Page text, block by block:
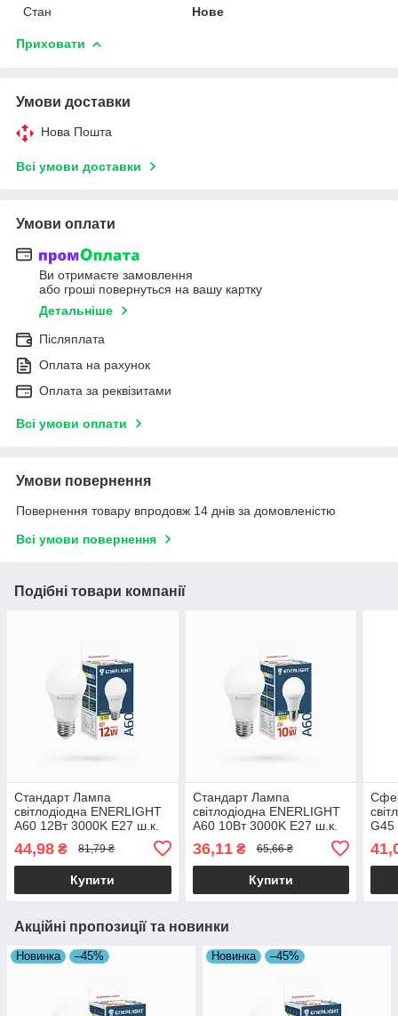
Стан Нове
Приховати
Умови доставки
Нова Пошта
Всі умови доставки
Умови оплати
Ви отримаєте замовлення
або гроші повернуться на вашу картку
Детальніше
Післяплата
Оплата на рахунок
Оплата за реквізитами
Всі умови оплати
Умови повернення
Повернення товару впродовж 14 днів за домовленістю
Всі умови повернення
Подібні товари компанії
Стандарт Лампа
світлодіодна ENERLIGHT
A60 12Вт 3000K E27 ш.к.
4823093500037, 10шт/уп
19824
44,98 ₴ 81,79 ₴
Купити
Стандарт Лампа
світлодіодна ENERLIGHT
A60 10Вт 3000K E27 ш.к.
4823093500051, 10шт/уп
19824
36,11₴ 65,66 ₴
Купити
G45
уп
Акційні пропозиції та новинки
Новинка –45% Новинка –45%